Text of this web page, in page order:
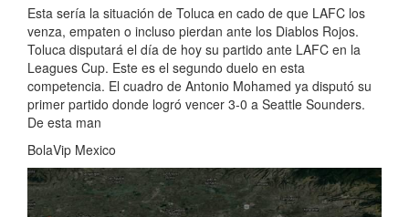
Esta sería la situación de Toluca en cado de que LAFC los
venza, empaten o incluso pierdan ante los Diablos Rojos.
Toluca disputará el día de hoy su partido ante LAFC en la
Leagues Cup. Este es el segundo duelo en esta
competencia. El cuadro de Antonio Mohamed ya disputó su
primer partido donde logró vencer 3-0 a Seattle Sounders.
De esta man
BolaVip Mexico